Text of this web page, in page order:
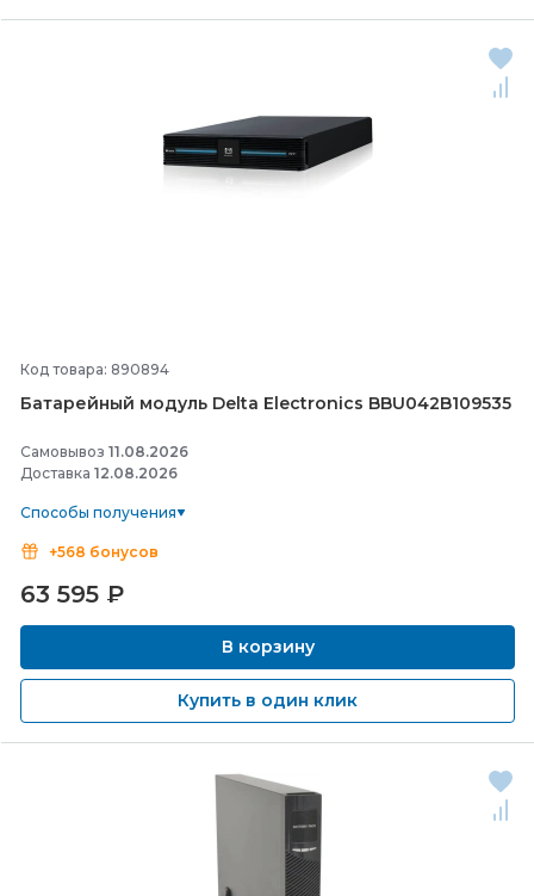
Код товара: 890894
Батарейный модуль Delta Electronics BBU042B109535
Самовывоз 11.08.2026
Доставка 12.08.2026
Способы получения
+568 бонусов
63 595 ₽
В корзину
Купить в один клик